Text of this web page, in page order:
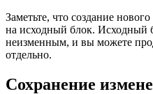
Заметьте, что создание
на исходный блок. Исходный
неизменным, и вы можете
отдельно.
Сохранение